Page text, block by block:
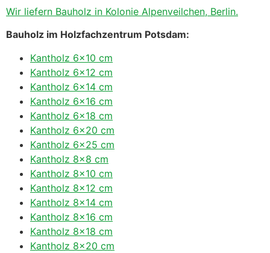
Wir liefern Bauholz in Kolonie Alpenveilchen, Berlin.
Bauholz im Holzfachzentrum Potsdam:
Kantholz 6×10 cm
Kantholz 6×12 cm
Kantholz 6×14 cm
Kantholz 6×16 cm
Kantholz 6×18 cm
Kantholz 6×20 cm
Kantholz 6×25 cm
Kantholz 8×8 cm
Kantholz 8×10 cm
Kantholz 8×12 cm
Kantholz 8×14 cm
Kantholz 8×16 cm
Kantholz 8×18 cm
Kantholz 8×20 cm